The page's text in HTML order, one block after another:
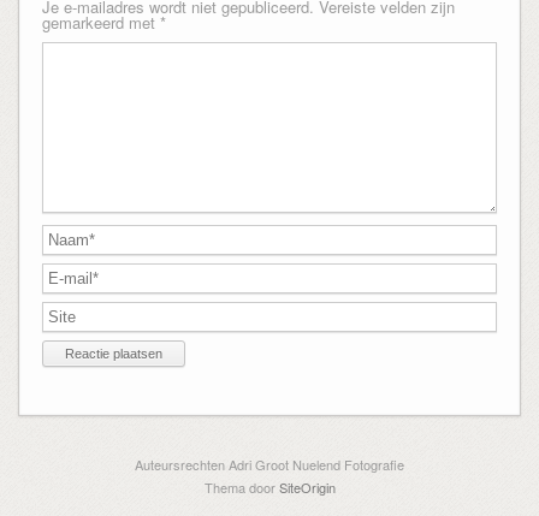
Je e-mailadres wordt niet gepubliceerd. Vereiste velden zijn
gemarkeerd met *
Auteursrechten Adri Groot Nuelend Fotografie
Thema doorSiteOrigin